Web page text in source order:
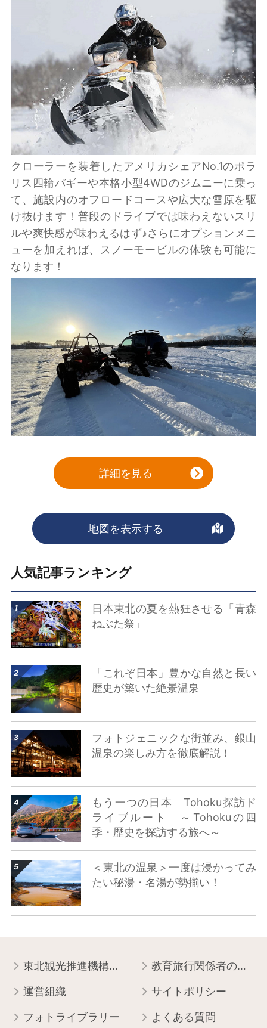
クローラーを装着したアメリカシェアNo.1のポラ
リス四輪バギーや本格小型4WDのジムニーに乗っ
て、施設内のオフロードコースや広大な雪原を駆
け抜けます！普段のドライブでは味わえないスリ
ルや爽快感が味わえるはず♪さらにオプションメニ
ューを加えれば、スノーモービルの体験も可能に
なります！
詳細を見る
地図を表示する
人気記事ランキング
日本東北の夏を熱狂させる「青森
ねぶた祭」
詳細はこちら
「これぞ日本」豊かな自然と長い
歴史が築いた絶景温泉
詳細はこちら
フォトジェニックな街並み、銀山
温泉の楽しみ方を徹底解説！
詳細はこちら
もう一つの日本 Tohoku探訪ド
ライブルート ～Tohokuの四
季・歴史を探訪する旅へ～
詳細はこちら
＜東北の温泉＞一度は浸かってみ
たい秘湯・名湯が勢揃い！
詳細はこちら
東北観光推進機構について 教育旅行関係者の皆様へ
運営組織 サイトポリシー
フォトライブラリー よくある質問